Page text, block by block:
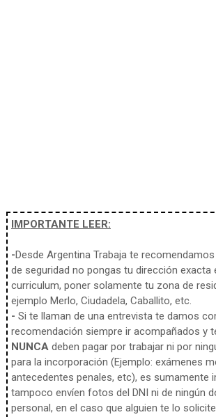
IMPORTANTE LEER:
-Desde Argentina Trabaja te
de seguridad no pongas tu dirección exacta
curriculum, poner solamente tu zona de
ejemplo Merlo, Ciudadela, Caballito, etc.
- Si te llaman de una entrevista te damos
recomendación siempre ir acompañados y
NUNCAdeben pagar por trabajar ni por
para la incorporación (Ejemplo: exámenes
antecedentes penales, etc), es sumamente
tampoco envíen fotos del DNI ni de ningún
personal, en el caso que alguien te lo